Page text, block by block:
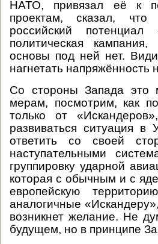
НАТО, привязал её к
проектам, сказал,
российский
политическая
основы под ней нет.
нагнетать напряжённость
Со стороны Запада это
мерам, посмотрим, как
только от
развиваться ситуация
ответить со своей
наступательными
группировку ударной
которая с обычным и с
европейскую
аналогичные
возникнет желание. Не
будущем, но в принципе